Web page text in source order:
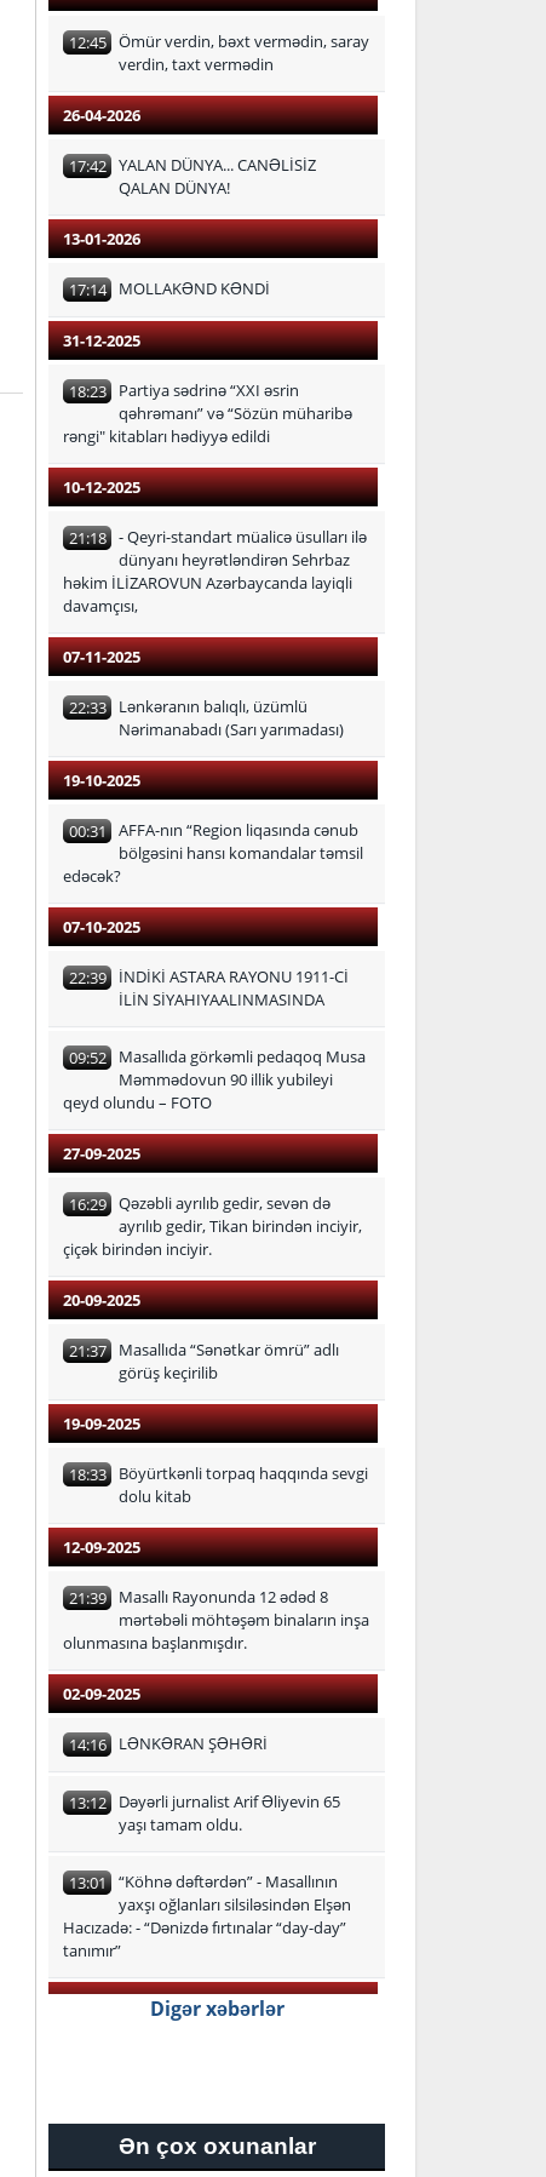
12:45 Ömür verdin, bəxt vermədin, saray
verdin, taxt vermədin
26-04-2026
17:42 YALAN DÜNYA... CANƏLİSİZ
QALAN DÜNYA!
13-01-2026
17:14 MOLLAKƏND KƏNDİ
31-12-2025
18:23
Partiya sədrinə “XXI əsrin
qəhrəmanı” və “Sözün müharibə
rəngi" kitabları hədiyyə edildi
10-12-2025
21:18 - Qeyri-standart müalicə üsulları ilə
dünyanı heyrətləndirən Sehrbaz
həkim İLİZAROVUN Azərbaycanda layiqli
davamçısı,
07-11-2025
22:33
Lənkəranın balıqlı, üzümlü
Nərimanabadı (Sarı yarımadası)
19-10-2025
00:31 AFFA-nın “Region liqasında cənub
bölgəsini hansı komandalar təmsil
edəcək?
07-10-2025
22:39
İNDİKİ ASTARA RAYONU 1911-Cİ
İLİN SİYAHIYAALINMASINDA
09:52
Masallıda görkəmli pedaqoq Musa
Məmmədovun 90 illik yubileyi
qeyd olundu – FOTO
27-09-2025
16:29 Qəzəbli ayrılıb gedir, sevən də
ayrılıb gedir, Tikan birindən inciyir,
çiçək birindən inciyir.
20-09-2025
21:37
Masallıda “Sənətkar ömrü” adlı
görüş keçirilib
19-09-2025
18:33
Böyürtkənli torpaq haqqında sevgi
dolu kitab
12-09-2025
21:39
Masallı Rayonunda 12 ədəd 8
mərtəbəli möhtəşəm binaların inşa
olunmasına başlanmışdır.
02-09-2025
14:16 LƏNKƏRAN ŞƏHƏRİ
13:12
Dəyərli jurnalist Arif Əliyevin 65
yaşı tamam oldu.
13:01 “Köhnə dəftərdən” - Masallının
yaxşı oğlanları silsiləsindən Elşən
Hacızadə: - “Dənizdə fırtınalar “day-day”
tanımır”
29-08-2025
27-08-2025
Digər xəbərlər
Ən çox oxunanlar